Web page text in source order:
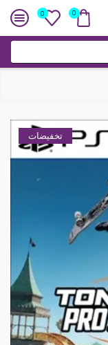
0
0
تخفيضات